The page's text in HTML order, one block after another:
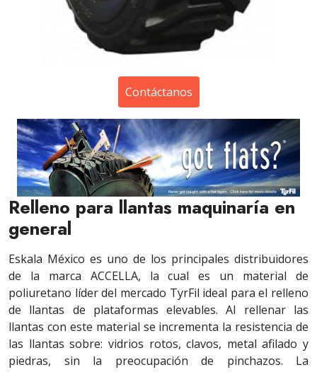
Contáctanos
Relleno para llantas maquinaría en
general
Eskala México es uno de los principales distribuidores
de la marca ACCELLA, la cual es un material de
poliuretano líder del mercado TyrFil ideal para el relleno
de llantas de plataformas elevables. Al rellenar las
llantas con este material se incrementa la resistencia de
las llantas sobre: vidrios rotos, clavos, metal afilado y
piedras, sin la preocupación de pinchazos. La